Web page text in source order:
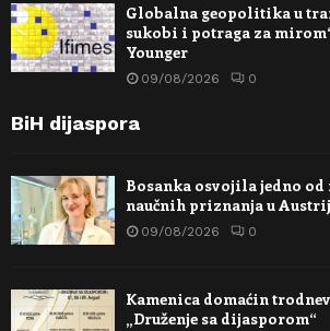
Globalna geopolitika u
sukobi i potraga za
Younger
09/08/2026 0
BiH dijaspora
Bosanka osvojila jedno
naučnih priznanja u
09/08/2026 0
Kamenica domaćin
„Druženje sa dijasporom“